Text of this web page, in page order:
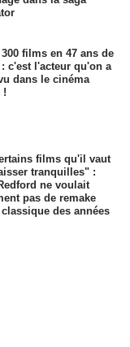
films en 47 ans de
c'est l'acteur qu'on a
dans le cinéma
!
films qu'il vaut
tranquilles" :
ne voulait
pas de remake
des années